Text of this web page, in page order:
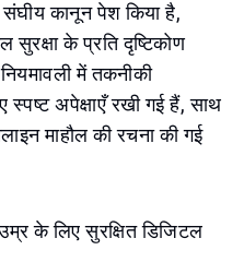
कानून पेश किया है,
सुरक्षा के प्रति दृष्टिकोण
में तकनीकी
अपेक्षाएँ रखी गई हैं, साथ
माहौल की रचना की गई
के लिए सुरक्षित डिजिटल